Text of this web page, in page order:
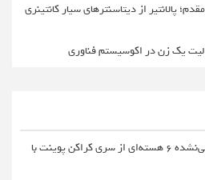
پالانتیر از دیتاسنترهای سیار کانتینری
یک زن در اکوسیستم فناوری
پردازنده معرفی‌نشده 6 هسته‌ای از سری کراکن پوینت با